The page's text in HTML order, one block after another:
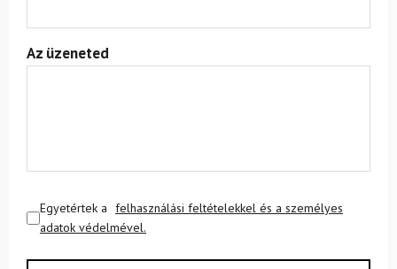
Az üzeneted
Egyetértek a felhasználási feltételekkel és a személyes
adatok védelmével.